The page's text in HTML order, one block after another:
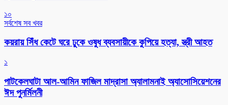
১০
সর্বশেষ সব খবর
কয়রায় সিঁধ কেটে ঘরে ঢুকে ওষুধ ব্যবসায়ীকে কুপিয়ে হত্যা, স্ত্রী আহত
১
পাটকেলঘাটা আল-আমিন ফাজিল মাদ্রাসা অ্যালামনাই অ্যাসোসিয়েশনের
ঈদ পুনর্মিলনী